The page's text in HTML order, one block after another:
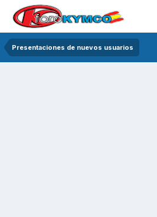
Presentaciones de nuevos usuarios